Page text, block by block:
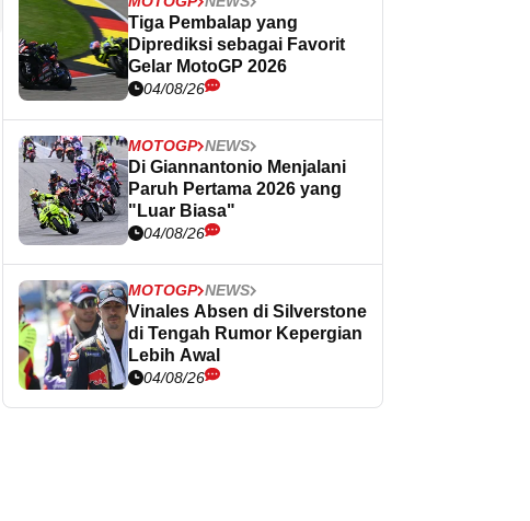
Tiga Pembalap yang
Diprediksi sebagai Favorit
Gelar MotoGP 2026
04/08/26
MOTOGP NEWS
Di Giannantonio Menjalani
Paruh Pertama 2026 yang
"Luar Biasa"
04/08/26
MOTOGP NEWS
Vinales Absen di Silverstone
di Tengah Rumor Kepergian
Lebih Awal
04/08/26